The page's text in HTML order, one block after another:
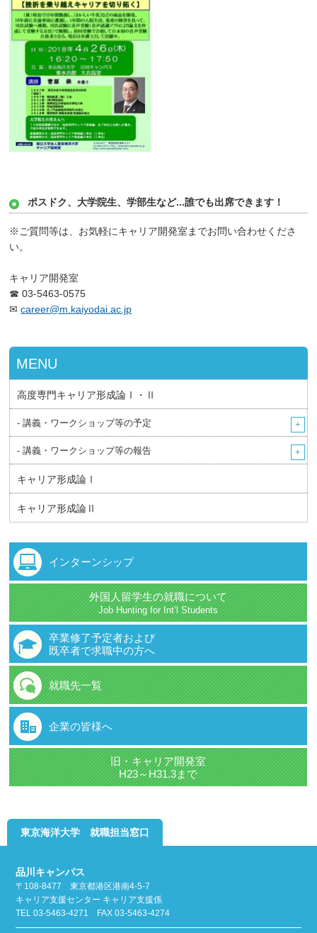
ポスドク、大学院生、学部生など...誰でも出席できます！
※ご質問等は、お気軽にキャリア開発室までお問い合わせくださ
い。
キャリア開発室
☎ 03-5463-0575
✉career@m.kaiyodai.ac.jp
MENU
高度専門キャリア形成論Ⅰ・Ⅱ
- 講義・ワークショップ等の予定
- 講義・ワークショップ等の報告
キャリア形成論Ⅰ
キャリア形成論Ⅱ
インターンシップ
外国人留学生の就職について
Job Hunting for Int’l Students
卒業修了予定者および
既卒者で求職中の方へ
就職先一覧
企業の皆様へ
旧・キャリア開発室
H23～H31.3まで
東京海洋大学 就職担当窓口
品川キャンパス
〒108-8477 東京都港区港南4-5-7
キャリア支援センター キャリア支援係
TEL 03-5463-4271 FAX 03-5463-4274